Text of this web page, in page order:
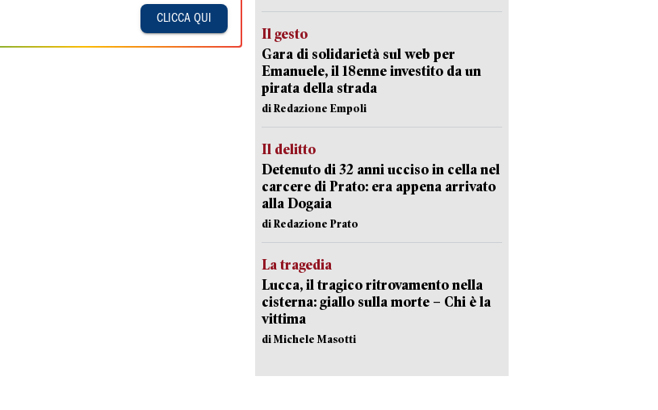
CLICCA QUI
Il gesto
Gara di solidarietà sul web per
Emanuele, il 18enne investito da un
pirata della strada
di Redazione Empoli
Il delitto
Detenuto di 32 anni ucciso in cella nel
carcere di Prato: era appena arrivato
alla Dogaia
di Redazione Prato
La tragedia
Lucca, il tragico ritrovamento nella
cisterna: giallo sulla morte – Chi è la
vittima
di Michele Masotti